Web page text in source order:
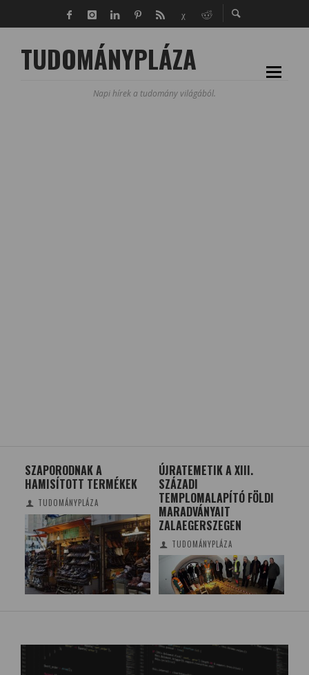
TUDOMÁNYPLÁZA
Napi hírek a tudomány világából.
SZAPORODNAK A
HAMISÍTOTT TERMÉKEK
TUDOMÁNYPLÁZA
ÚJRATEMETIK A XIII.
SZÁZADI
TEMPLOMALAPÍTÓ FÖLDI
MARADVÁNYAIT
ZALAEGERSZEGEN
TUDOMÁNYPLÁZA